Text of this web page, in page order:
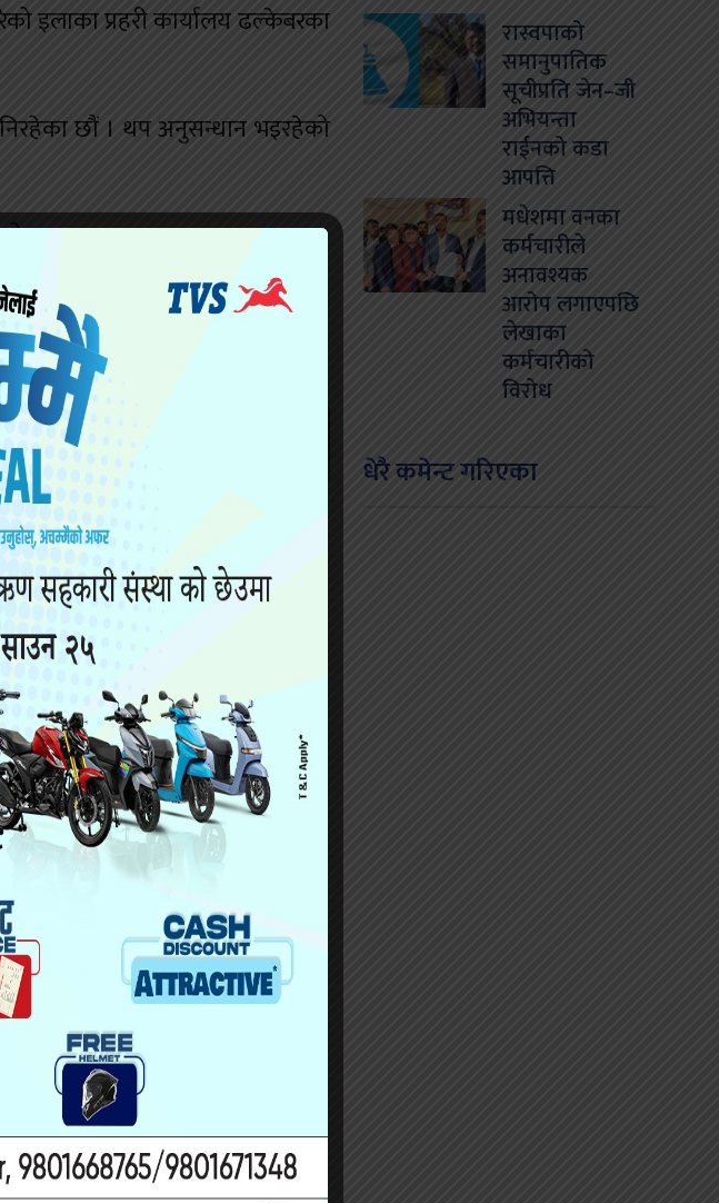
इलाका प्रहरी कार्यालय ढल्केबरका
छौं । थप अनुसन्धान भइरहेको
छ ।
यो पनि पढ्नुहोस
अवस्थाबारे
प्रश्न
रास्वपाको
समानुपातिक
सूचीप्रति जेन–जी
अभियन्ता
राईनको कडा
आपत्ति
मधेशमा वनका
कर्मचारीले
अनावश्यक
आरोप लगाएपछि
लेखाका
कर्मचारीको
विरोध
धेरै कमेन्ट गरिएका